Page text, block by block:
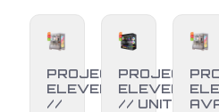
PROJECT
ELEVEN
//
PROJECT
ELEVEN
// UNITÀ